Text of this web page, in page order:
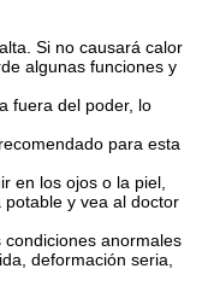
Si no causará calor
algunas funciones y
fuera del poder, lo
para esta
en los ojos o la piel,
y vea al doctor
anormales
deformación seria,